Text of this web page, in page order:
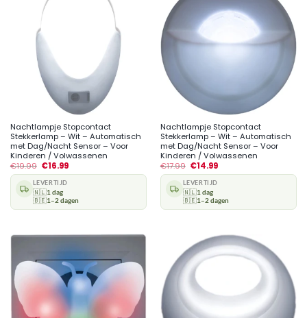
Nachtlampje Stopcontact
Stekkerlamp – Wit – Automatisch
met Dag/Nacht Sensor – Voor
Kinderen / Volwassenen
€19.99 €16.99
LEVERTIJD
🇳🇱1 dag
🇧🇪1–2 dagen
Nachtlampje Stopcontact
Stekkerlamp – Wit – Automatisch
met Dag/Nacht Sensor – Voor
Kinderen / Volwassenen
€17.99 €14.99
LEVERTIJD
🇳🇱1 dag
🇧🇪1–2 dagen